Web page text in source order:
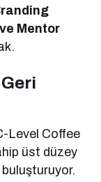
Mentor
Level Coffee
üst düzey